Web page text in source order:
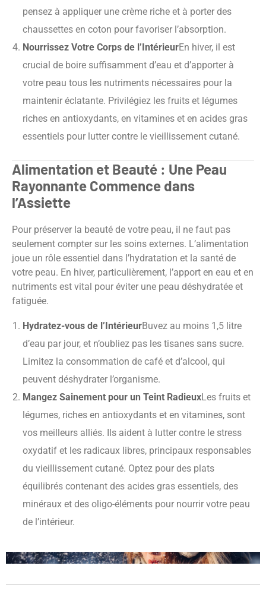
pensez à appliquer une crème riche et à porter des
chaussettes en coton pour favoriser l’absorption.
Nourrissez Votre Corps de l’IntérieurEn hiver, il est
crucial de boire suffisamment d’eau et d’apporter à
votre peau tous les nutriments nécessaires pour la
maintenir éclatante. Privilégiez les fruits et légumes
riches en antioxydants, en vitamines et en acides gras
essentiels pour lutter contre le vieillissement cutané.
Alimentation et Beauté : Une Peau
Rayonnante Commence dans
l’Assiette
Pour préserver la beauté de votre peau, il ne faut pas
seulement compter sur les soins externes. L’alimentation
joue un rôle essentiel dans l’hydratation et la santé de
votre peau. En hiver, particulièrement, l’apport en eau et en
nutriments est vital pour éviter une peau déshydratée et
fatiguée.
Hydratez-vous de l’IntérieurBuvez au moins 1,5 litre
d’eau par jour, et n’oubliez pas les tisanes sans sucre.
Limitez la consommation de café et d’alcool, qui
peuvent déshydrater l’organisme.
Mangez Sainement pour un Teint RadieuxLes fruits et
légumes, riches en antioxydants et en vitamines, sont
vos meilleurs alliés. Ils aident à lutter contre le stress
oxydatif et les radicaux libres, principaux responsables
du vieillissement cutané. Optez pour des plats
équilibrés contenant des acides gras essentiels, des
minéraux et des oligo-éléments pour nourrir votre peau
de l’intérieur.